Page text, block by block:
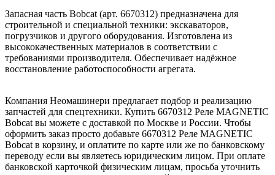
Запасная часть Bobcat (арт. 6670312) предназначена для
строительной и специальной техники: экскаваторов,
погрузчиков и другого оборудования. Изготовлена из
высококачественных материалов в соответствии с
требованиями производителя. Обеспечивает надёжное
восстановление работоспособности агрегата.
Компания Неомашинери предлагает подбор и реализацию
запчастей для спецтехники. Купить 6670312 Реле MAGNETIC
Bobcat вы можете с доставкой по Москве и России. Чтобы
оформить заказ просто добавьте 6670312 Реле MAGNETIC
Bobcat в корзину, и оплатите по карте или же по банковскому
переводу если вы являетесь юридическим лицом. При оплате
банковской карточкой физическим лицам, просьба уточнить